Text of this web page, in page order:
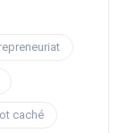
caché